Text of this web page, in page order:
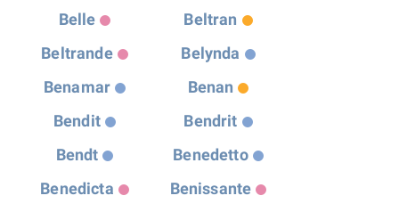
Belle
Beltran
Beltrande
Belynda
Benamar
Benan
Bendit
Bendrit
Bendt
Benedetto
Benedicta
Benissante